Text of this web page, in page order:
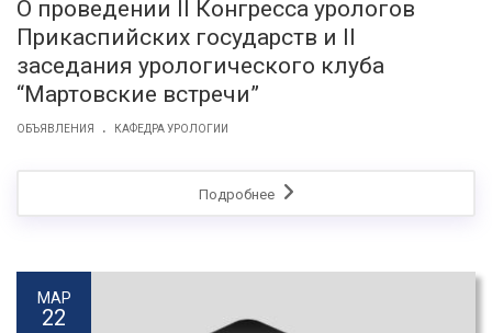
О проведении II Конгресса урологов
Прикаспийских государств и II
заседания урологического клуба
“Мартовские встречи”
ОБЪЯВЛЕНИЯ . КАФЕДРА УРОЛОГИИ
Подробнее
МАР
22